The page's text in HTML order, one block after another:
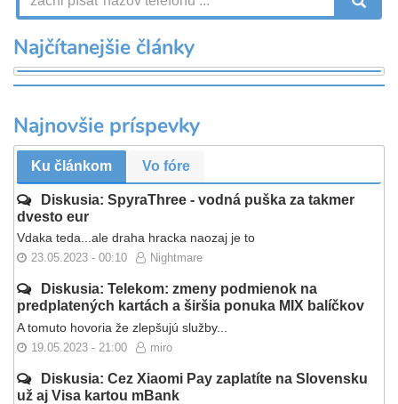
Najčítanejšie články
Najnovšie príspevky
Ku článkom Vo fóre
Diskusia: SpyraThree - vodná puška za takmer
dvesto eur
Vdaka teda...ale draha hracka naozaj je to
23.05.2023 - 00:10 Nightmare
Diskusia: Telekom: zmeny podmienok na
predplatených kartách a širšia ponuka MIX balíčkov
A tomuto hovoria že zlepšujú služby...
19.05.2023 - 21:00 miro
Diskusia: Cez Xiaomi Pay zaplatíte na Slovensku
už aj Visa kartou mBank